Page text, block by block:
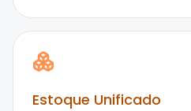
Estoque Unificado